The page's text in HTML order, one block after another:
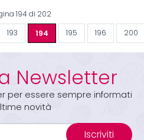
194 di 202
193 194 195 196 200
Newsletter
per essere sempre informati
novità
Iscriviti